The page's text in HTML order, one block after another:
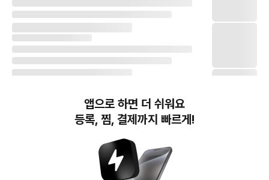
번개장터(주) 사업자정보, 이용약관 및 기타 법적고지
앱으로 하면 더 쉬워요
등록, 찜, 결제까지 빠르게!